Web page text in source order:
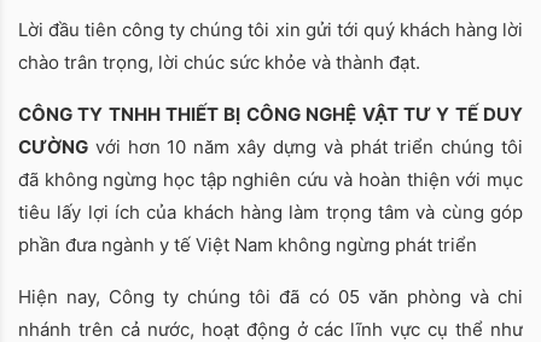
Lời đầu tiên công ty chúng tôi xin gửi tới quý khách hàng lời
chào trân trọng, lời chúc sức khỏe và thành đạt.
CÔNG TY TNHH THIẾT BỊ CÔNG NGHỆ VẬT TƯ Y TẾ DUY
CƯỜNG với hơn 10 năm xây dựng và phát triển chúng tôi
đã không ngừng học tập nghiên cứu và hoàn thiện với mục
tiêu lấy lợi ích của khách hàng làm trọng tâm và cùng góp
phần đưa ngành y tế Việt Nam không ngừng phát triển
Hiện nay, Công ty chúng tôi đã có 05 văn phòng và chi
nhánh trên cả nước, hoạt động ở các lĩnh vực cụ thể như